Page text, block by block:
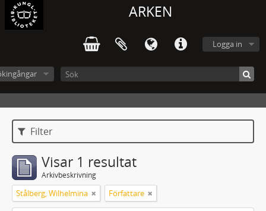
ARKEN
Logga in
Filter
Visar 1 resultat
Arkivbeskrivning
Stålberg, Wilhelmina Författare